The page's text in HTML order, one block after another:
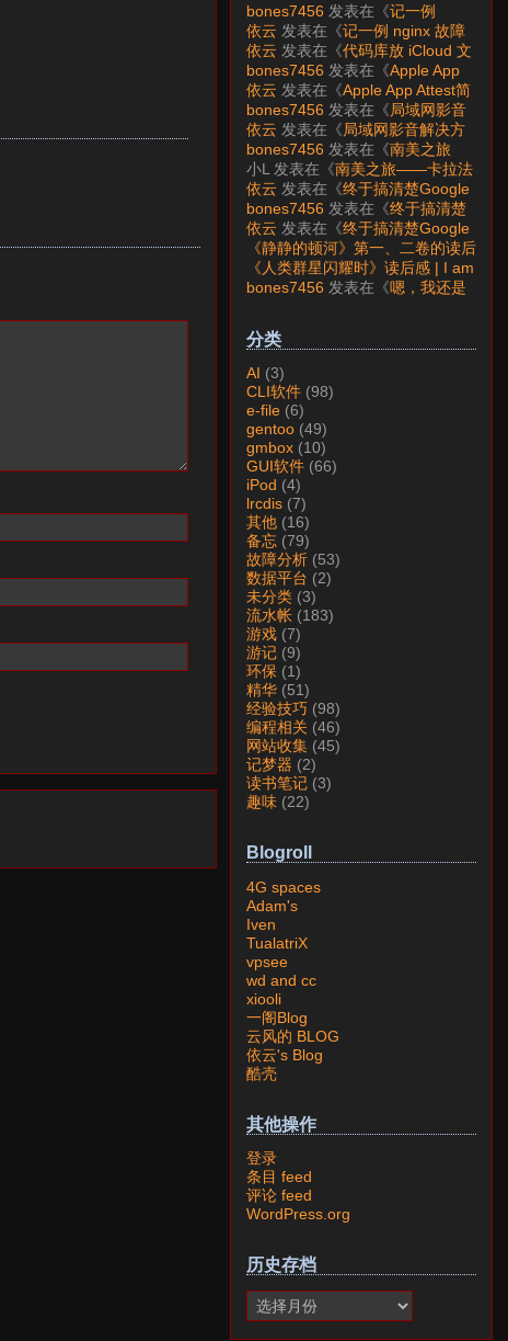
bones7456 发表在《记一例
nginx 故障分析》
依云 发表在《记一例 nginx 故障
分析 》
依云 发表在《代码库放 iCloud 文
件夹会怎样？》
bones7456 发表在《Apple App
Attest简介》
依云 发表在《Apple App Attest简
介》
bones7456 发表在《局域网影音
解决方案——Jellyfin》
依云 发表在《局域网影音解决方
案——Jellyfin》
bones7456 发表在《南美之旅
——卡拉法特看莫雷诺大冰川》
小L 发表在《南美之旅——卡拉法
特看莫雷诺大冰川》
依云 发表在《终于搞清楚Google
账号的所属国家的逻辑了》
bones7456 发表在《终于搞清楚
Google账号的所属国家的逻辑
了》
依云 发表在《终于搞清楚Google
账号的所属国家的逻辑了》
《静静的顿河》第一、二卷的读后
感 | I am LAZY bones?发表在
《《人类群星闪耀时》读后感》
《人类群星闪耀时》读后感 | I am
LAZY bones?发表在《
《显微镜
bones7456 发表在《嗯，我还是
分类
AI (3)
CLI软件 (98)
e-file (6)
gentoo (49)
gmbox (10)
GUI软件 (66)
iPod (4)
lrcdis (7)
其他 (16)
备忘 (79)
故障分析 (53)
数据平台 (2)
未分类 (3)
流水帐 (183)
游戏 (7)
游记 (9)
环保 (1)
精华 (51)
经验技巧 (98)
编程相关 (46)
网站收集 (45)
记梦器 (2)
读书笔记 (3)
趣味 (22)
Blogroll
4G spaces
Adam's
Iven
TualatriX
vpsee
wd and cc
xiooli
一阁Blog
云风的 BLOG
依云's Blog
酷壳
其他操作
登录
条目 feed
评论 feed
WordPress.org
历史存档